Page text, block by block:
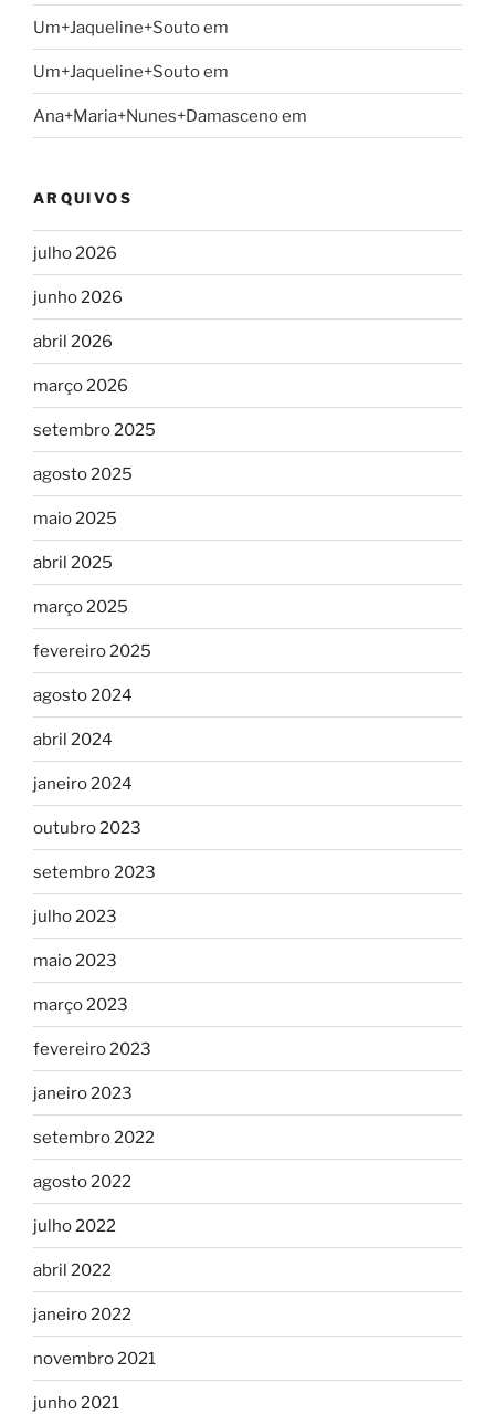
Um+Jaqueline+Soutoem
Um+Jaqueline+Soutoem
Ana+Maria+Nunes+Damascenoem
ARQUIVOS
julho 2026
junho 2026
abril 2026
março 2026
setembro 2025
agosto 2025
maio 2025
abril 2025
março 2025
fevereiro 2025
agosto 2024
abril 2024
janeiro 2024
outubro 2023
setembro 2023
julho 2023
maio 2023
março 2023
fevereiro 2023
janeiro 2023
setembro 2022
agosto 2022
julho 2022
abril 2022
janeiro 2022
novembro 2021
junho 2021